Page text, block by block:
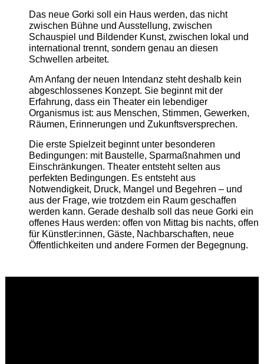
Das neue Gorki soll ein Haus werden, das nicht
zwischen Bühne und Ausstellung, zwischen
Schauspiel und Bildender Kunst, zwischen lokal und
international trennt, sondern genau an diesen
Schwellen arbeitet.
Am Anfang der neuen Intendanz steht deshalb kein
abgeschlossenes Konzept. Sie beginnt mit der
Erfahrung, dass ein Theater ein lebendiger
Organismus ist: aus Menschen, Stimmen, Gewerken,
Räumen, Erinnerungen und Zukunftsversprechen.
Die erste Spielzeit beginnt unter besonderen
Bedingungen: mit Baustelle, Sparmaßnahmen und
Einschränkungen. Theater entsteht selten aus
perfekten Bedingungen. Es entsteht aus
Notwendigkeit, Druck, Mangel und Begehren – und
aus der Frage, wie trotzdem ein Raum geschaffen
werden kann. Gerade deshalb soll das neue Gorki ein
offenes Haus werden: offen von Mittag bis nachts, offen
für Künstler:innen, Gäste, Nachbarschaften, neue
Öffentlichkeiten und andere Formen der Begegnung.